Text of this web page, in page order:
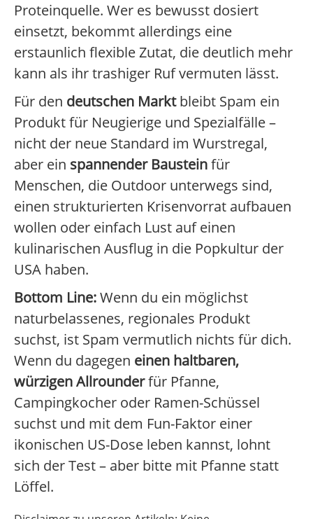
Proteinquelle. Wer es bewusst dosiert
einsetzt, bekommt allerdings eine
erstaunlich flexible Zutat, die deutlich mehr
kann als ihr trashiger Ruf vermuten lässt.
Für den deutschen Marktbleibt Spam ein
Produkt für Neugierige und Spezialfälle –
nicht der neue Standard im Wurstregal,
aber ein spannender Bausteinfür
Menschen, die Outdoor unterwegs sind,
einen strukturierten Krisenvorrat aufbauen
wollen oder einfach Lust auf einen
kulinarischen Ausflug in die Popkultur der
USA haben.
Bottom Line:Wenn du ein möglichst
naturbelassenes, regionales Produkt
suchst, ist Spam vermutlich nichts für dich.
Wenn du dagegen einen haltbaren,
würzigen Allrounderfür Pfanne,
Campingkocher oder Ramen-Schüssel
suchst und mit dem Fun-Faktor einer
ikonischen US-Dose leben kannst, lohnt
sich der Test – aber bitte mit Pfanne statt
Löffel.